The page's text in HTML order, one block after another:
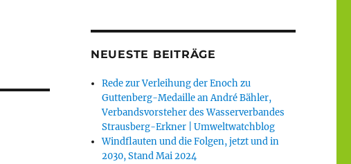
NEUESTE BEITRÄGE
Rede zur Verleihung der Enoch zu
Guttenberg-Medaille an André Bähler,
Verbandsvorsteher des Wasserverbandes
Strausberg-Erkner | Umweltwatchblog
Windflauten und die Folgen, jetzt und in
2030, Stand Mai 2024